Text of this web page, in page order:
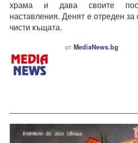
храма и дава своите
наставления.Денят е отреден
чисти къщата.
от MediaNews.bg